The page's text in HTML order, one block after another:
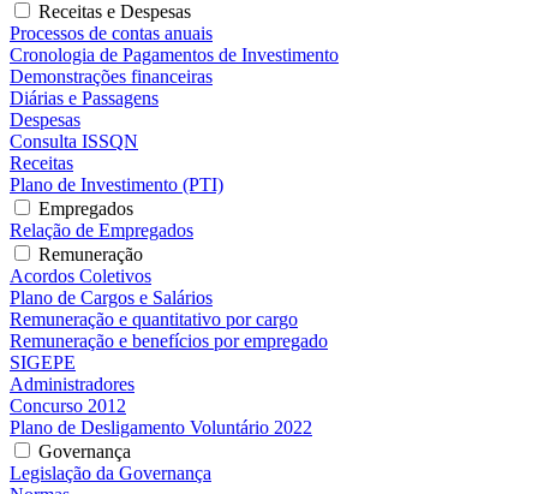
Receitas e Despesas
Processos de contas anuais
Cronologia de Pagamentos de Investimento
Demonstrações financeiras
Diárias e Passagens
Despesas
Consulta ISSQN
Receitas
Plano de Investimento (PTI)
Empregados
Relação de Empregados
Remuneração
Acordos Coletivos
Plano de Cargos e Salários
Remuneração e quantitativo por cargo
Remuneração e benefícios por empregado
SIGEPE
Administradores
Concurso 2012
Plano de Desligamento Voluntário 2022
Governança
Legislação da Governança